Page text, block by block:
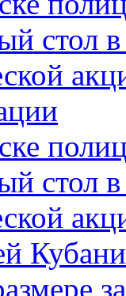
стол
стол